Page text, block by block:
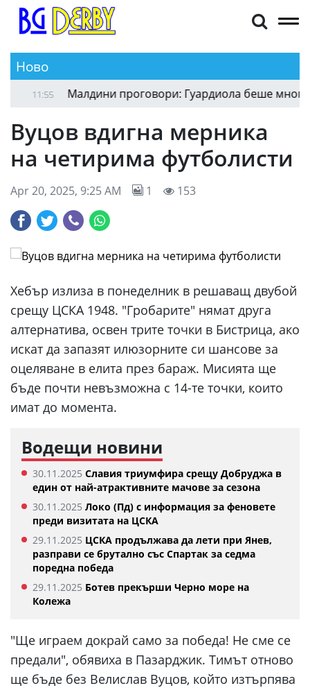
Ново
12:01 Илиян Памуков се завърна в Черноломец
Вуцов вдигна мерника
на четирима футболисти
Apr 20, 2025, 9:25 AM 1 153
Хебър излиза в понеделник в решаващ двубой
срещу ЦСКА 1948. "Гробарите" нямат друга
алтернатива, освен трите точки в Бистрица, ако
искат да запазят илюзорните си шансове за
оцеляване в елита през бараж. Мисията ще
бъде почти невъзможна с 14-те точки, които
имат до момента.
Водещи новини
30.11.2025 Славия триумфира срещу Добруджа в
един от най-атрактивните мачове за сезона
30.11.2025 Локо (Пд) с информация за феновете
преди визитата на ЦСКА
29.11.2025 ЦСКА продължава да лети при Янев,
разправи се брутално със Спартак за седма
поредна победа
29.11.2025 Ботев прекърши Черно море на
Колежа
"Ще играем докрай само за победа! Не сме се
предали", обявиха в Пазарджик. Тимът отново
ще бъде без Велислав Вуцов, който изтърпява